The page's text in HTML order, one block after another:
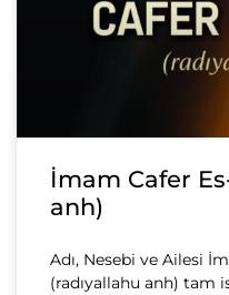
İmam Cafer
anh)
Adı, Nesebi ve Ailesi
(radıyallahu anh) tam